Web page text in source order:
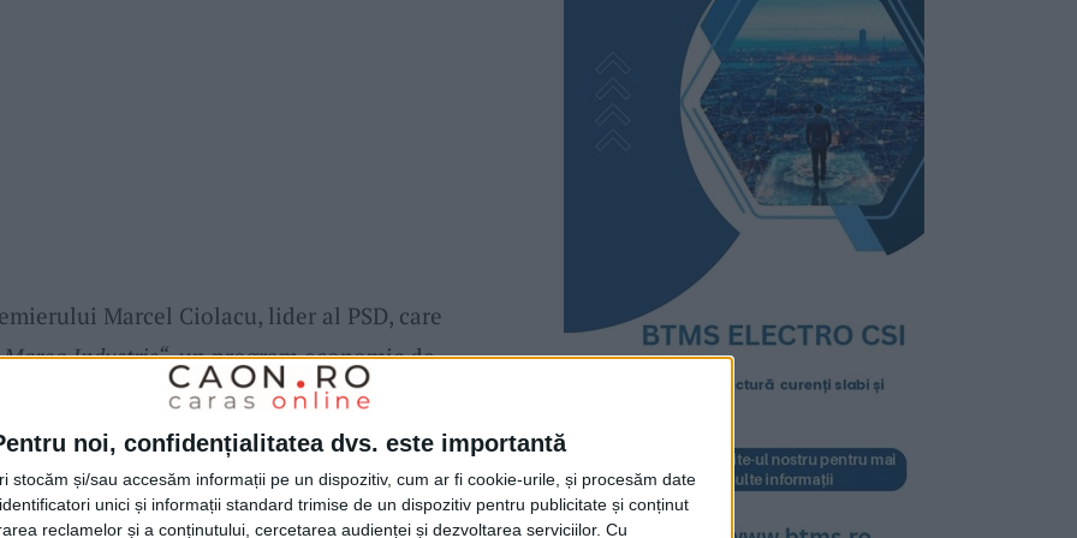
noi, confidențialitatea dvs. este importantă
stocăm și/sau accesăm informații pe un dispozitiv, cum ar fi cookie-urile, și procesăm date
unici și informații standard trimise de un dispozitiv pentru publicitate și conținut
reclamelor și a conținutului, cercetarea audienței și dezvoltarea serviciilor. Cu
Marcel Ciolacu, lider al PSD, care
Industrie“, un program economic de
prevede facilități fiscale pentru
de locuri de muncă, în special în
sub media națională.